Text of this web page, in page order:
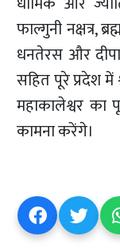
फाल्गुनी नक्षत्र,
धनतेरस और
सहित पूरे प्रदेश में
महाकालेश्वर
कामना करेंगे।